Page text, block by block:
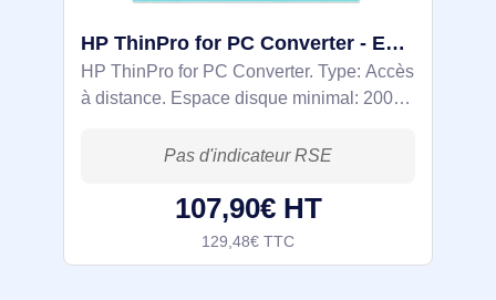
HP ThinPro for PC Converter - Extension de garantie - 6NT16AAE
HP ThinPro for PC Converter. Type: Accès
à distance. Espace disque minimal: 2000
Mo, Processeur minimal: Intel/AMD.
107,90€ HT
129,48€ TTC